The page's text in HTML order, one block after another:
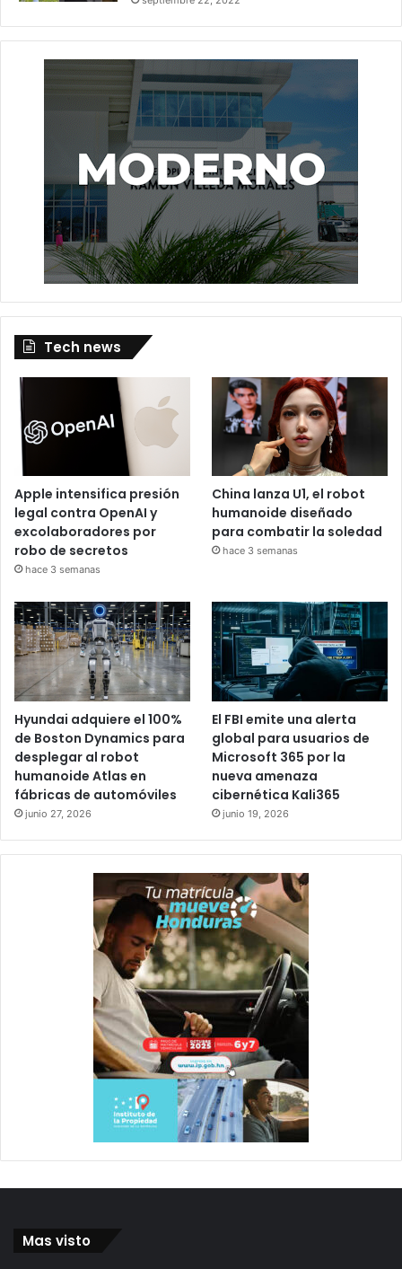
Tech news
Apple intensifica presión
legal contra OpenAI y
excolaboradores por
robo de secretos
hace 3 semanas
China lanza U1, el robot
humanoide diseñado
para combatir la soledad
hace 3 semanas
Hyundai adquiere el 100%
de Boston Dynamics para
desplegar al robot
humanoide Atlas en
fábricas de automóviles
junio 27, 2026
El FBI emite una alerta
global para usuarios de
Microsoft 365 por la
nueva amenaza
cibernética Kali365
junio 19, 2026
Mas visto